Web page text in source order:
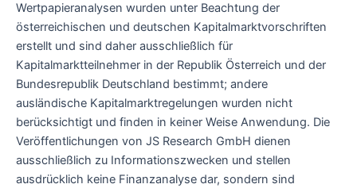
Wertpapieranalysen wurden unter Beachtung der
österreichischen und deutschen Kapitalmarktvorschriften
erstellt und sind daher ausschließlich für
Kapitalmarktteilnehmer in der Republik Österreich und der
Bundesrepublik Deutschland bestimmt; andere
ausländische Kapitalmarktregelungen wurden nicht
berücksichtigt und finden in keiner Weise Anwendung. Die
Veröffentlichungen von JS Research GmbH dienen
ausschließlich zu Informationszwecken und stellen
ausdrücklich keine Finanzanalyse dar, sondern sind